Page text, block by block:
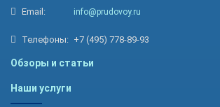
Email: info@prudovoy.ru
Телефоны: +7 (495) 778-89-93
Обзоры и статьи
Наши услуги